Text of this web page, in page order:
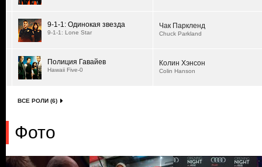
9-1-1: Одинокая звезда
9-1-1: Lone Star
Чак Паркленд
Chuck Parkland
Полиция Гавайев
Hawaii Five-0
Колин Хэнсон
Colin Hanson
ВСЕ РОЛИ (6)
Фото